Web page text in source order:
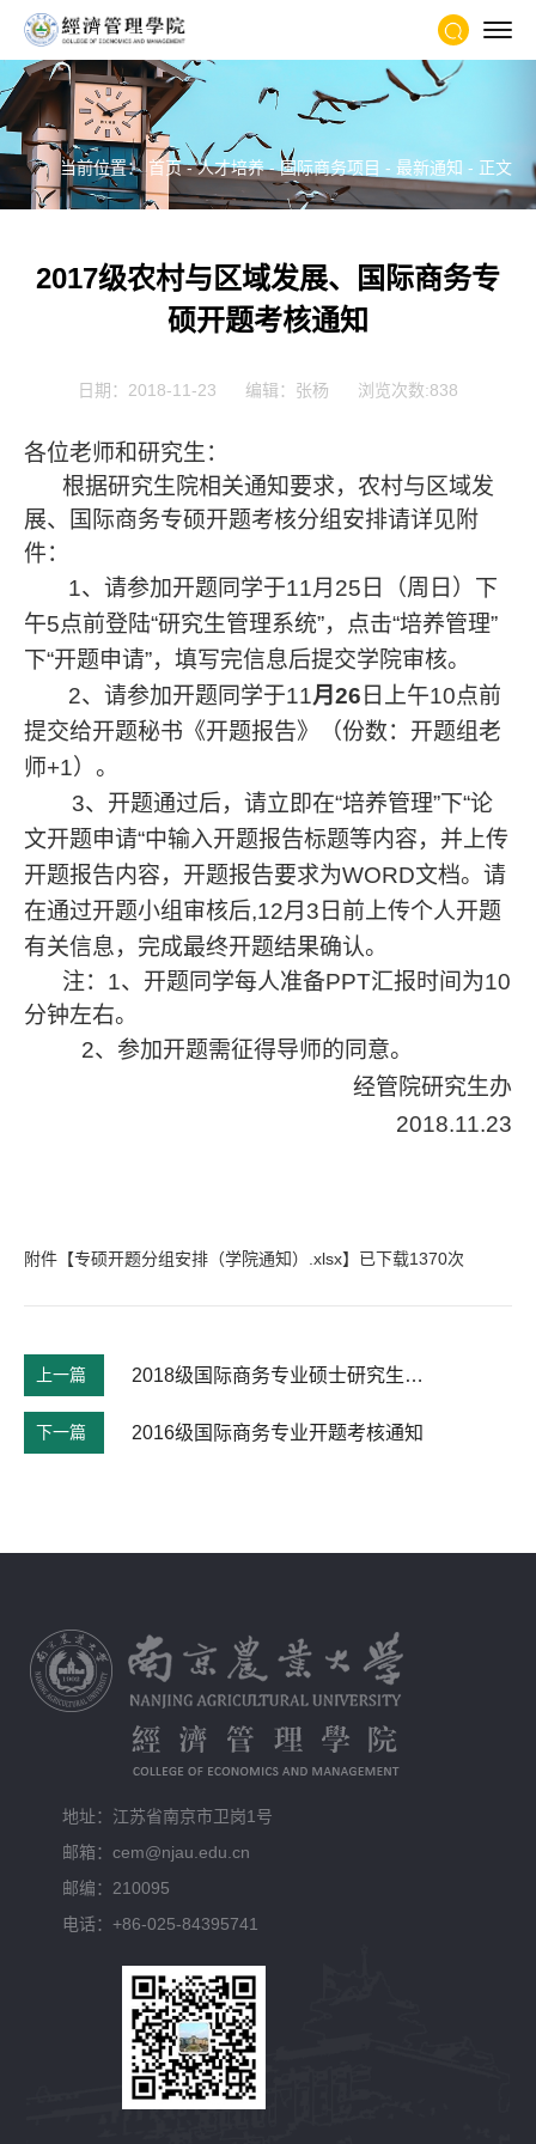
当前位置：首页-人才培养-国际商务项目 - 最新通知 - 正文
2017级农村与区域发展、国际商务专
硕开题考核通知
日期：2018-11-23 编辑：张杨 浏览次数:838
各位老师和研究生：
根据研究生院相关通知要求，农村与区域发
展、国际商务专硕开题考核分组安排请详见附
件：
1、请参加开题同学于11月25日（周日）下
午5点前登陆“研究生管理系统”，点击“培养管理”
下“开题申请”，填写完信息后提交学院审核。
2、请参加开题同学于11月26 日上午10点前
提交给开题秘书《开题报告》（份数：开题组老
师+1）。
3、开题通过后，请立即在“培养管理”下“论
文开题申请“中输入开题报告标题等内容，并上传
开题报告内容，开题报告要求为WORD文档。请
在通过开题小组审核后,12月3日前上传个人开题
有关信息，完成最终开题结果确认。
注：1、开题同学每人准备PPT汇报时间为10
分钟左右。
2、参加开题需征得导师的同意。
经管院研究生办
2018.11.23
附件【专硕开题分组安排（学院通知）.xlsx】已下载1370次
上一篇 2018级国际商务专业硕士研究生开题通知
下一篇 2016级国际商务专业开题考核通知
地址：江苏省南京市卫岗1号
邮箱：cem@njau.edu.cn
邮编：210095
电话：+86-025-84395741